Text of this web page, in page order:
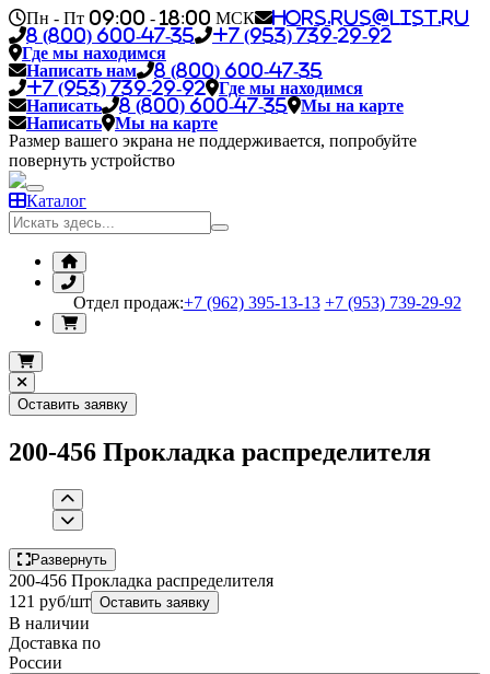
Пн - Пт 09:00 - 18:00 МСК
hors.rus@list.ru
8 (800) 600-47-35
+7 (953) 739-29-92
Где мы находимся
Написать нам
8 (800) 600-47-35
+7 (953) 739-29-92
Где мы находимся
Написать
8 (800) 600-47-35
Мы на карте
Написать
Мы на карте
Размер вашего экрана не поддерживается, попробуйте
повернуть устройство
Каталог
Отдел продаж:+7 (962) 395-13-13 +7 (953) 739-29-92
Оставить заявку
200-456 Прокладка распределителя
Развернуть
200-456 Прокладка распределителя
121 руб/шт Оставить заявку
В наличии
Доставка по
России